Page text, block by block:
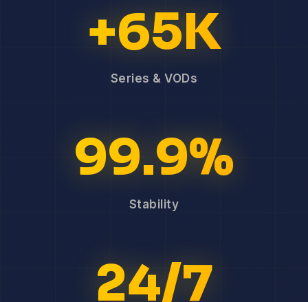
+65K
Series & VODs
99.9%
Stability
24/7